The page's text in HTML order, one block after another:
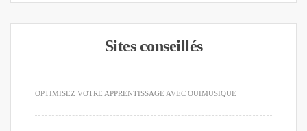
Sites conseillés
OPTIMISEZ VOTRE APPRENTISSAGE AVEC OUIMUSIQUE